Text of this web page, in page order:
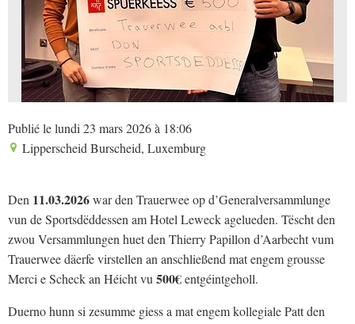
Publié le lundi 23 mars 2026 à 18:06
Lipperscheid Burscheid, Luxemburg
Den 11.03.2026war den Trauerwee op d’Generalversammlunge
vun de Sportsdëddessen am Hotel Leweck agelueden. Tëscht den
zwou Versammlungen huet den Thierry Papillon d’Aarbecht vum
Trauerwee däerfe virstellen an anschließend mat engem grousse
Merci e Scheck an Héicht vu 500€entgéintgeholl.
Duerno hunn si zesumme giess a mat engem kollegiale Patt den